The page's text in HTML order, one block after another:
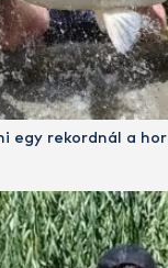
egy rekordnál a